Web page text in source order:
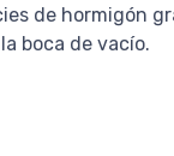
de hormigón
boca de vacío.